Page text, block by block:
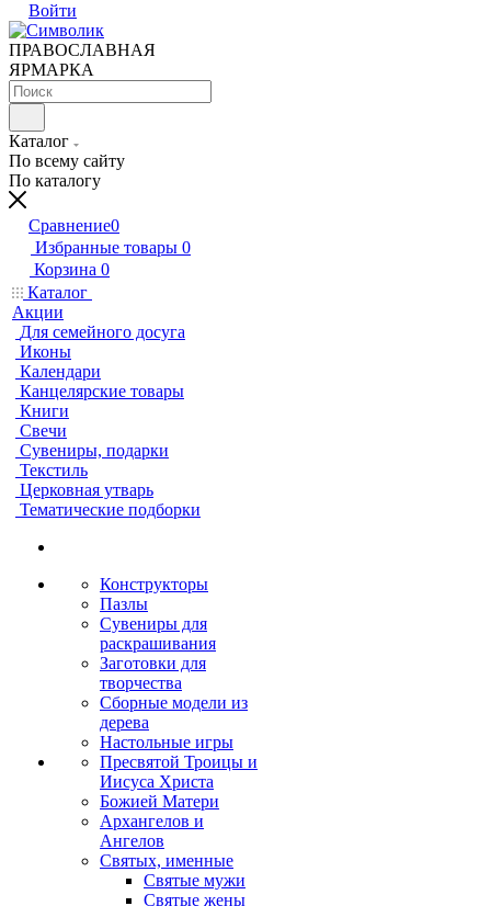
Войти
ПРАВОСЛАВНАЯ
ЯРМАРКА
Каталог
По всему сайту
По каталогу
Сравнение0
Избранные товары 0
Корзина 0
Каталог
Акции
Для семейного досуга
Иконы
Календари
Канцелярские товары
Книги
Свечи
Сувениры, подарки
Текстиль
Церковная утварь
Тематические подборки
Конструкторы
Пазлы
Сувениры для
раскрашивания
Заготовки для
творчества
Сборные модели из
дерева
Настольные игры
Пресвятой Троицы и
Иисуса Христа
Божией Матери
Архангелов и
Ангелов
Святых, именные
Святые мужи
Святые жены